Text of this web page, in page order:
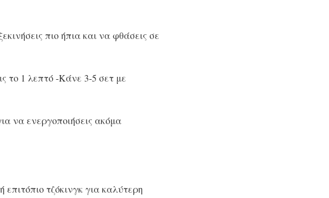
πιο ήπια και να φθάσεις σε
το 1 λεπτό -Κάνε 3-5 σετ με
να ενεργοποιήσεις ακόμα
τζόκινγκ για καλύτερη